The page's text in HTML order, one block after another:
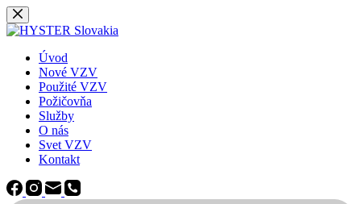
Späť
na
Úvod
Nové VZV
Použité VZV
Požičovňa
Služby
O nás
Svet VZV
Kontakt